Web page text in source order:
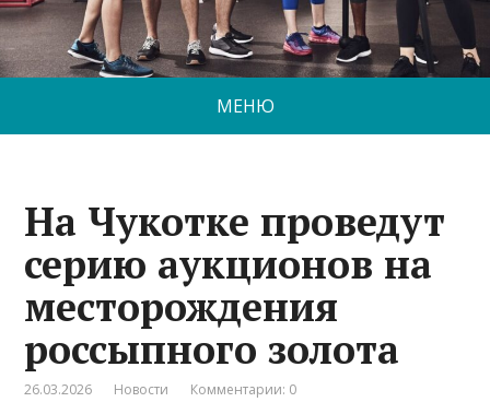
МЕНЮ
На Чукотке проведут
серию аукционов на
месторождения
россыпного золота
26.03.2026 Новости Комментарии: 0